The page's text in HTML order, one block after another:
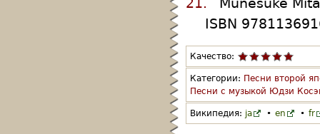
ISBN
Качество:
Категории: Песни второй
Песни с музыкой Юдзи
Википедия: ja • en • fr